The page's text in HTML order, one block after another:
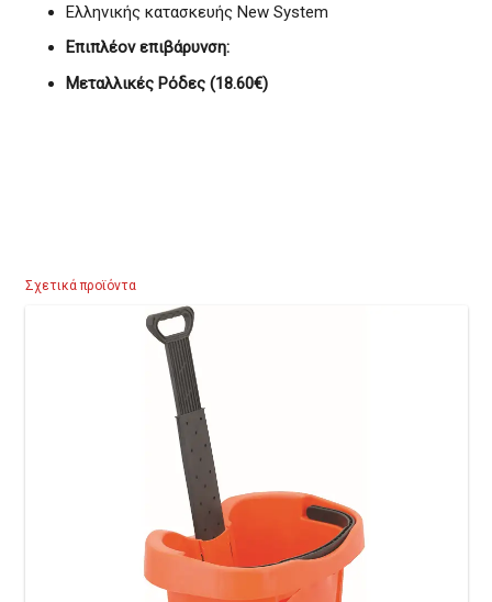
Ελληνικής κατασκευής New System
Επιπλέον επιβάρυνση:
Μεταλλικές Ρόδες (18.60€)
Σχετικά προϊόντα